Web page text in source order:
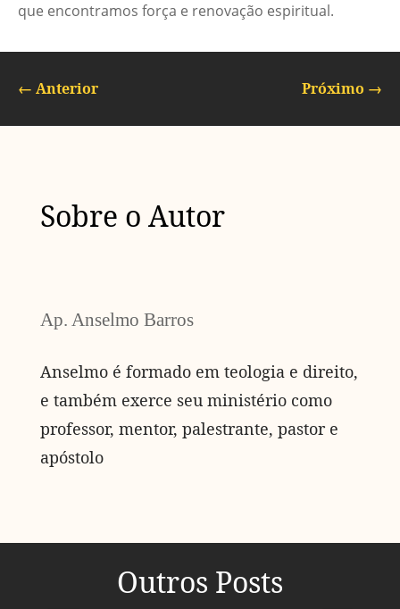
que encontramos força e renovação espiritual.
← Anterior Próximo →
Sobre o Autor
Ap. Anselmo Barros
Anselmo é formado em teologia e direito,
e também exerce seu ministério como
professor, mentor, palestrante, pastor e
apóstolo
Outros Posts